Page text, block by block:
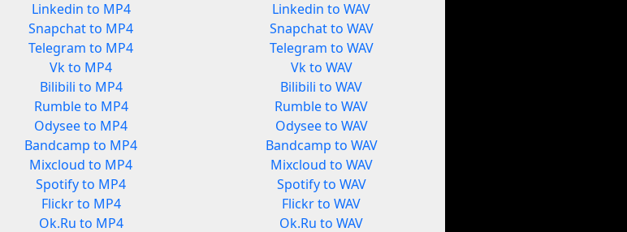
Linkedin to MP4
Snapchat to MP4
Telegram to MP4
Vk to MP4
Bilibili to MP4
Rumble to MP4
Odysee to MP4
Bandcamp to MP4
Mixcloud to MP4
Spotify to MP4
Flickr to MP4
Ok.Ru to MP4
Linkedin to WAV
Snapchat to WAV
Telegram to WAV
Vk to WAV
Bilibili to WAV
Rumble to WAV
Odysee to WAV
Bandcamp to WAV
Mixcloud to WAV
Spotify to WAV
Flickr to WAV
Ok.Ru to WAV